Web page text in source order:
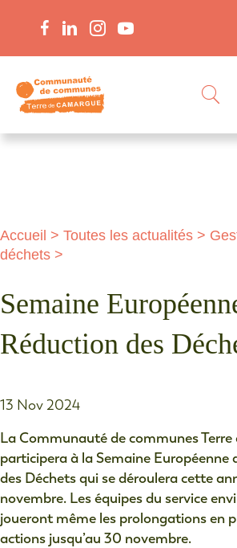
Accueil > Toutes les actualités >
déchets >
Semaine
Réduction des
13 Nov 2024
La Communauté de communes
participera à la Semaine Européenne
des Déchets qui se déroulera cette
novembre. Les équipes du service
joueront même les prolongations en
actions jusqu’au 30 novembre.